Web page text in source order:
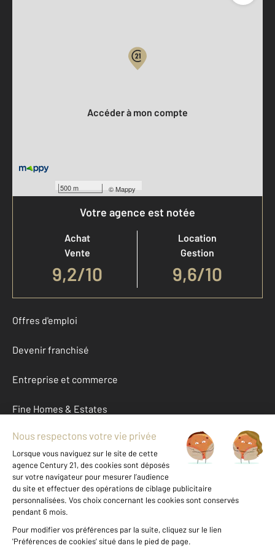
500 m ©Mappy
Accéder à mon compte
Votre agence est notée
Achat
Vente
9,2/10
Location
Gestion
9,6/10
Offres d'emploi
Devenir franchisé
Entreprise et commerce
Fine Homes & Estates
À propos
International
Nous contacter